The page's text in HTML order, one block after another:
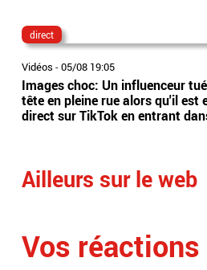
direct
Vidéos -05/08 19:05
Images choc: Un influenceur
tête en pleine rue alors qu'il est
direct sur TikTok en entrant
Ailleurs sur le web
Vos réactions